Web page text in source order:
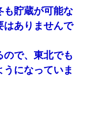
も貯蔵が可能な
はありませんで
で、東北でも
になっていま